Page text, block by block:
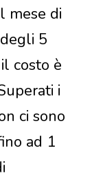
mese di
5
costo è
i
ci sono
ad 1